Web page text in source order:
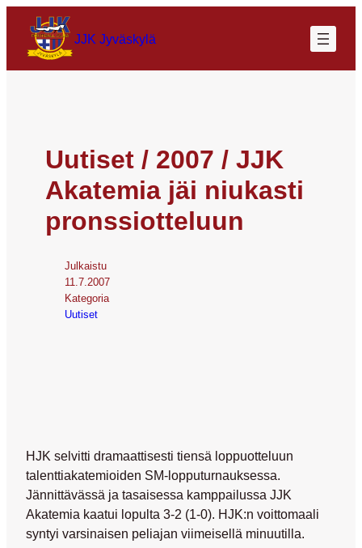
JJK Jyväskylä
Uutiset / 2007 / JJK
Akatemia jäi niukasti
pronssiotteluun
Julkaistu
11.7.2007
Kategoria
Uutiset
HJK selvitti dramaattisesti tiensä loppuotteluun
talenttiakatemioiden SM-lopputurnauksessa.
Jännittävässä ja tasaisessa kamppailussa JJK
Akatemia kaatui lopulta 3-2 (1-0). HJK:n voittomaali
syntyi varsinaisen peliajan viimeisellä minuutilla.